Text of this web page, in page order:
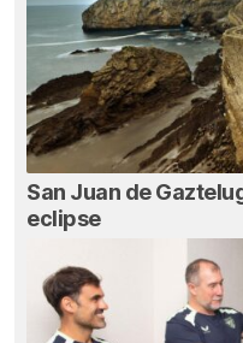
San Juan de
eclipse